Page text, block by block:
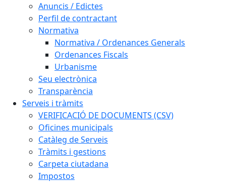
Anuncis / Edictes
Perfil de contractant
Normativa
Normativa / Ordenances Generals
Ordenances Fiscals
Urbanisme
Seu electrònica
Transparència
Serveis i tràmits
VERIFICACIÓ DE DOCUMENTS (CSV)
Oficines municipals
Catàleg de Serveis
Tràmits i gestions
Carpeta ciutadana
Impostos